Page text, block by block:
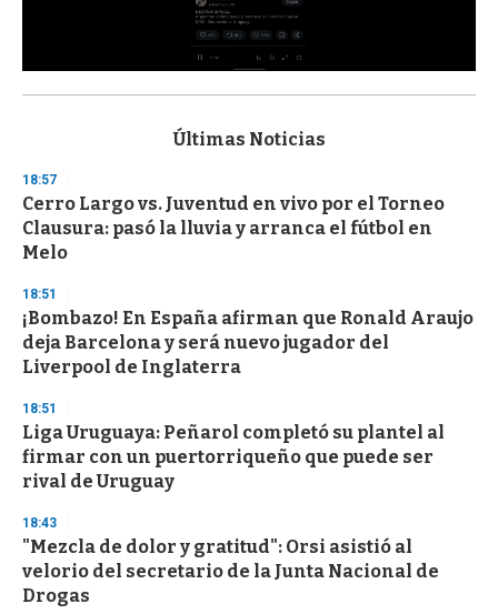
s
d
s
o
f
3
s
e
c
o
n
Últimas Noticias
18:57
Cerro Largo vs. Juventud en vivo por el Torneo
Clausura: pasó la lluvia y arranca el fútbol en
Melo
18:51
¡Bombazo! En España afirman que Ronald Araujo
deja Barcelona y será nuevo jugador del
Liverpool de Inglaterra
18:51
Liga Uruguaya: Peñarol completó su plantel al
firmar con un puertorriqueño que puede ser
rival de Uruguay
18:43
"Mezcla de dolor y gratitud": Orsi asistió al
velorio del secretario de la Junta Nacional de
Drogas